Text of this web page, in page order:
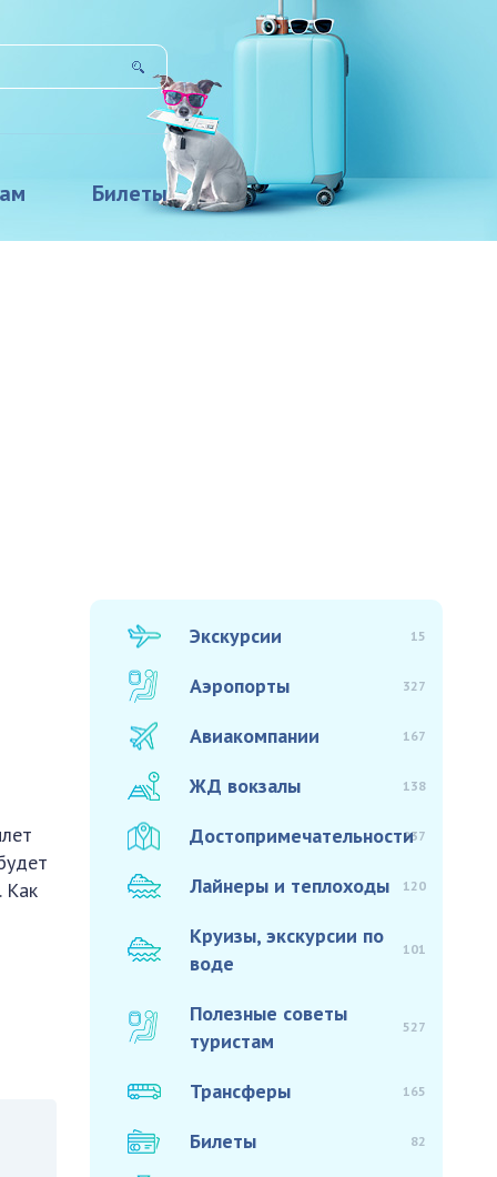
Билеты
Как
Экскурсии 15
Аэропорты 327
Авиакомпании 167
ЖД вокзалы 138
Достопримечательности937
Лайнеры и теплоходы 120
Круизы, экскурсии по
воде
101
Полезные советы
туристам
527
Трансферы 165
Билеты 82